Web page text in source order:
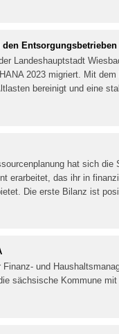
Entsorgungsbetrieben
Landeshauptstadt
2023 migriert. Mit
bereinigt und eine
hat sich die
erarbeitet, das ihr in
Die erste Bilanz ist
und
sächsische Kommune